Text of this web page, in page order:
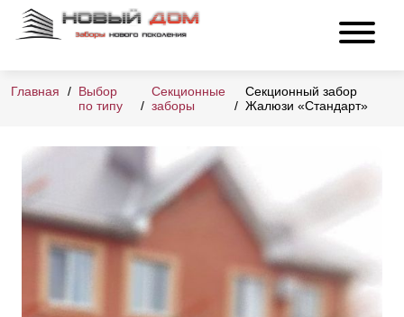
Главная
Выбор
по типу
Секционные
заборы
Секционный забор
Жалюзи «Стандарт»